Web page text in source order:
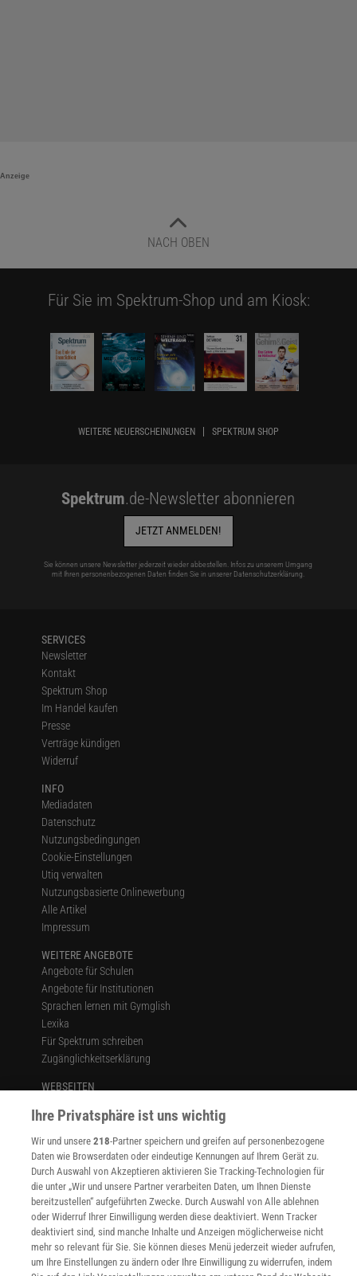
Anzeige
NACH OBEN
Für Sie im Spektrum-Shop und am Kiosk:
WEITERE NEUERSCHEINUNGEN SPEKTRUM SHOP
Spektrum.de-Newsletter abonnieren
JETZT ANMELDEN!
Sie können unsere Newsletter jederzeit wieder abbestellen. Infos zu unserem Umgang
mit Ihren personenbezogenen Daten finden Sie in unserer Datenschutzerklärung
SERVICES
Newsletter
Kontakt
Spektrum Shop
Im Handel kaufen
Presse
Verträge kündigen
Widerruf
INFO
Mediadaten
Datenschutz
Nutzungsbedingungen
Cookie-Einstellungen
Utiq verwalten
Nutzungsbasierte Onlinewerbung
Alle Artikel
Impressum
WEITERE ANGEBOTE
Angebote für Schulen
Angebote für Institutionen
Sprachen lernen mit Gymglish
Lexika
Für Spektrum schreiben
Zugänglichkeitserklärung
WEBSEITEN
Wissenschaft in die Schulen
SciLogs
Uns finden Sie auch hier:
Ihre Privatsphäre ist uns wichtig
Wir und unsere218-Partner speichern und greifen auf personenbezogene
Daten wie Browserdaten oder eindeutige Kennungen auf Ihrem Gerät zu.
Durch Auswahl von Akzeptieren aktivieren Sie Tracking-Technologien für
die unter „Wir und unsere Partner verarbeiten Daten, um Ihnen Dienste
bereitzustellen“ aufgeführten Zwecke. Durch Auswahl von Alle ablehnen
oder Widerruf Ihrer Einwilligung werden diese deaktiviert. Wenn Tracker
deaktiviert sind, sind manche Inhalte und Anzeigen möglicherweise nicht
mehr so relevant für Sie. Sie können dieses Menü jederzeit wieder aufrufen,
um Ihre Einstellungen zu ändern oder Ihre Einwilligung zu widerrufen, indem